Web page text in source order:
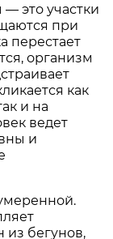
это участки
при
перестает
организм
как
и на
ведет
и
из бегунов,